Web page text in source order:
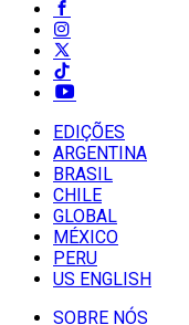
EDIÇÕES
ARGENTINA
BRASIL
CHILE
GLOBAL
MÉXICO
PERU
US ENGLISH
SOBRE NÓS